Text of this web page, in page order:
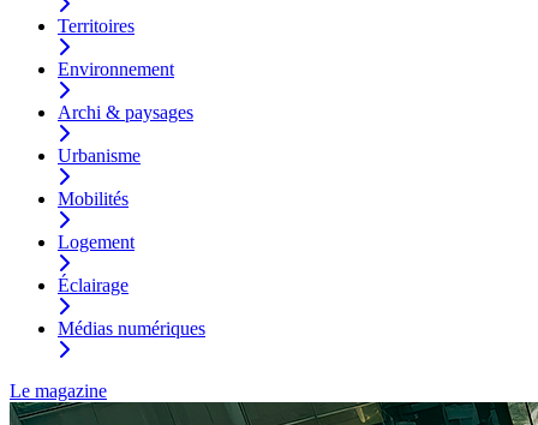
Territoires
Environnement
Archi & paysages
Urbanisme
Mobilités
Logement
Éclairage
Médias numériques
Le magazine